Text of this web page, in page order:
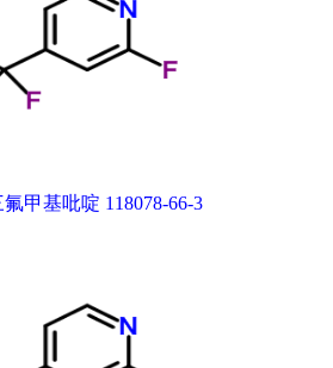
氟甲基吡啶 118078-66-3